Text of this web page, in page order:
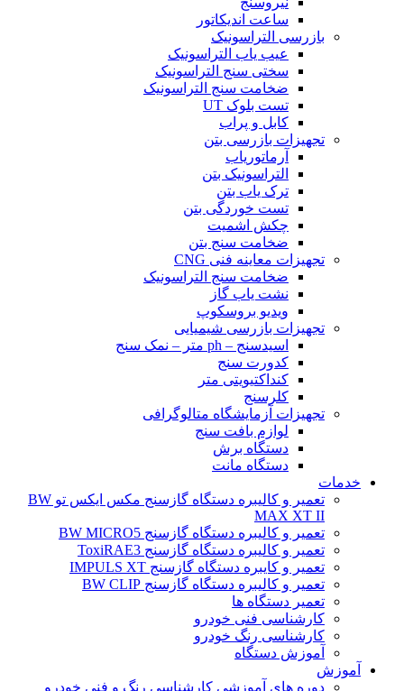
ساعت اندیکاتور
بازرسی التراسونیک
عیب یاب التراسونیک
سختی سنج التراسونیک
ضخامت سنج التراسونیک
تست بلوک UT
کابل و پراب
تجهیزات بازرسی بتن
آرماتوریاب
التراسونیک بتن
ترک یاب بتن
تست خوردگی بتن
چکش اشمیت
ضخامت سنج بتن
تجهیزات معاینه فنی CNG
ضخامت سنج التراسونیک
نشت یاب گاز
ویدیو بروسکوپ
تجهیزات بازرسی شیمیایی
اسیدسنج – ph متر – نمک سنج
کدورت سنج
کنداکتیویتی متر
کلرسنج
تجهیزات آزمایشگاه متالوگرافی
لوازم بافت سنج
دستگاه برش
دستگاه مانت
خدمات
تعمیر و کالیبره دستگاه گازسنج مکس ایکس تو BW
MAX XT II
تعمیر و کالیبره دستگاه گازسنج BW MICRO5
تعمیر و کالیبره دستگاه گازسنج ToxiRAE3
تعمیر و کایبره دستگاه گازسنج IMPULS XT
تعمیر و کالیبره دستگاه گازسنج BW CLIP
تعمیر دستگاه ها
کارشناسی فنی خودرو
کارشناسی رنگ خودرو
آموزش دستگاه
آموزش
دوره های آموزشی کارشناسی رنگ و فنی خودرو